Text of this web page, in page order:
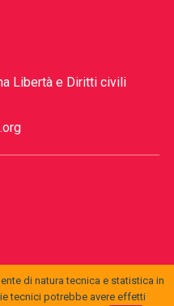
Libertà e Diritti civili
di natura tecnica e statistica in
tecnici potrebbe avere effetti